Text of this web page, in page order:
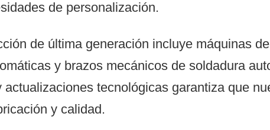
de personalización.
de última generación incluye máquinas
y brazos mecánicos de soldadura
tecnológicas garantiza que
y calidad.